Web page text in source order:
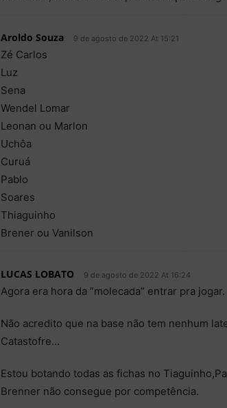
Aroldo Souza 9 de agosto de 2022 At 15:21
Zé Carlos
Luz
Sena
Wendel Lomar
Leonan ou Marlon
Uchôa
Curuá
Pablo
Soares
Thiaguinho
Brener ou Vanilson
LUCAS LOBATO 9 de agosto de 2022 At 16:24
Agora era hora da ”molecada” entrar pra jogar.
Não acredito que na base não tem nenhum
Catastofre…
Estou botando todas as fichas no
Brenner não consegue por competência.